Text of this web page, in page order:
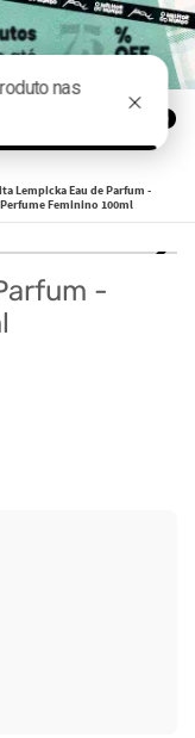
0
Lempicka Eau de Parfum -
Perfume Feminino 100ml
-